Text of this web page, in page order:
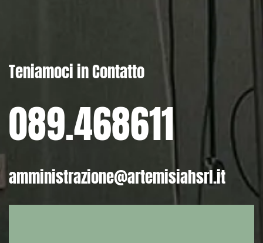
Teniamoci in Contatto
089.468611
amministrazione@artemisiahsrl.it